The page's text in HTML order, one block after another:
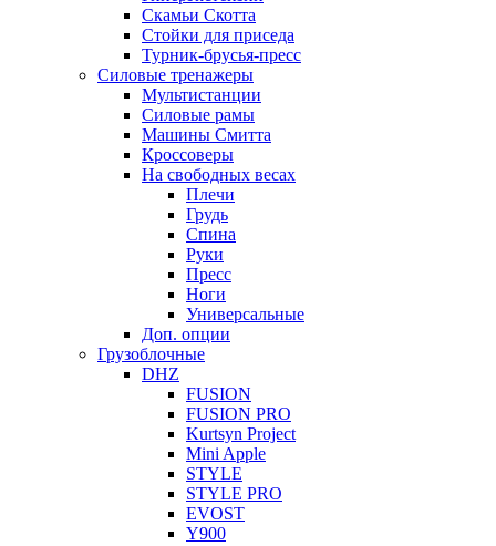
Скамьи Скотта
Стойки для приседа
Турник-брусья-пресс
Силовые тренажеры
Мультистанции
Силовые рамы
Машины Смитта
Кроссоверы
На свободных весах
Плечи
Грудь
Спина
Руки
Пресс
Ноги
Универсальные
Доп. опции
Грузоблочные
DHZ
FUSION
FUSION PRO
Kurtsyn Project
Mini Apple
STYLE
STYLE PRO
EVOST
Y900